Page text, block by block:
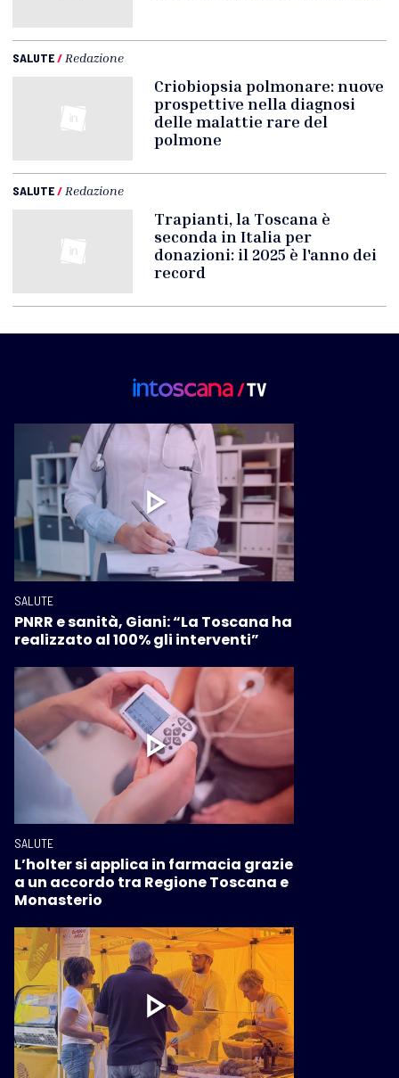
SALUTE/ Redazione
Criobiopsia polmonare: nuove
prospettive nella diagnosi
delle malattie rare del
polmone
SALUTE/ Redazione
Trapianti, la Toscana è
seconda in Italia per
donazioni: il 2025 è l'anno dei
record
SALUTE
PNRR e sanità, Giani: “La Toscana ha
realizzato al 100% gli interventi”
SALUTE
L’holter si applica in farmacia grazie
a un accordo tra Regione Toscana e
Monasterio